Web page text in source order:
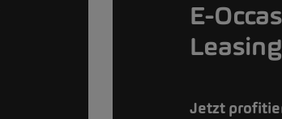
E-
Jetzt